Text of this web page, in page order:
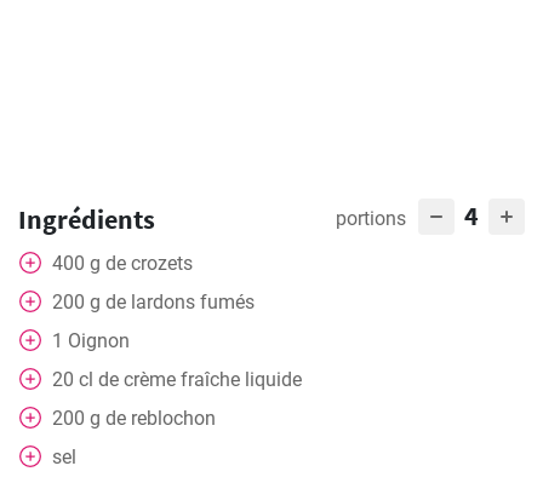
Ingrédients portions 4
400 g de crozets
200 g de lardons fumés
1 Oignon
20 cl de crème fraîche liquide
200 g de reblochon
sel